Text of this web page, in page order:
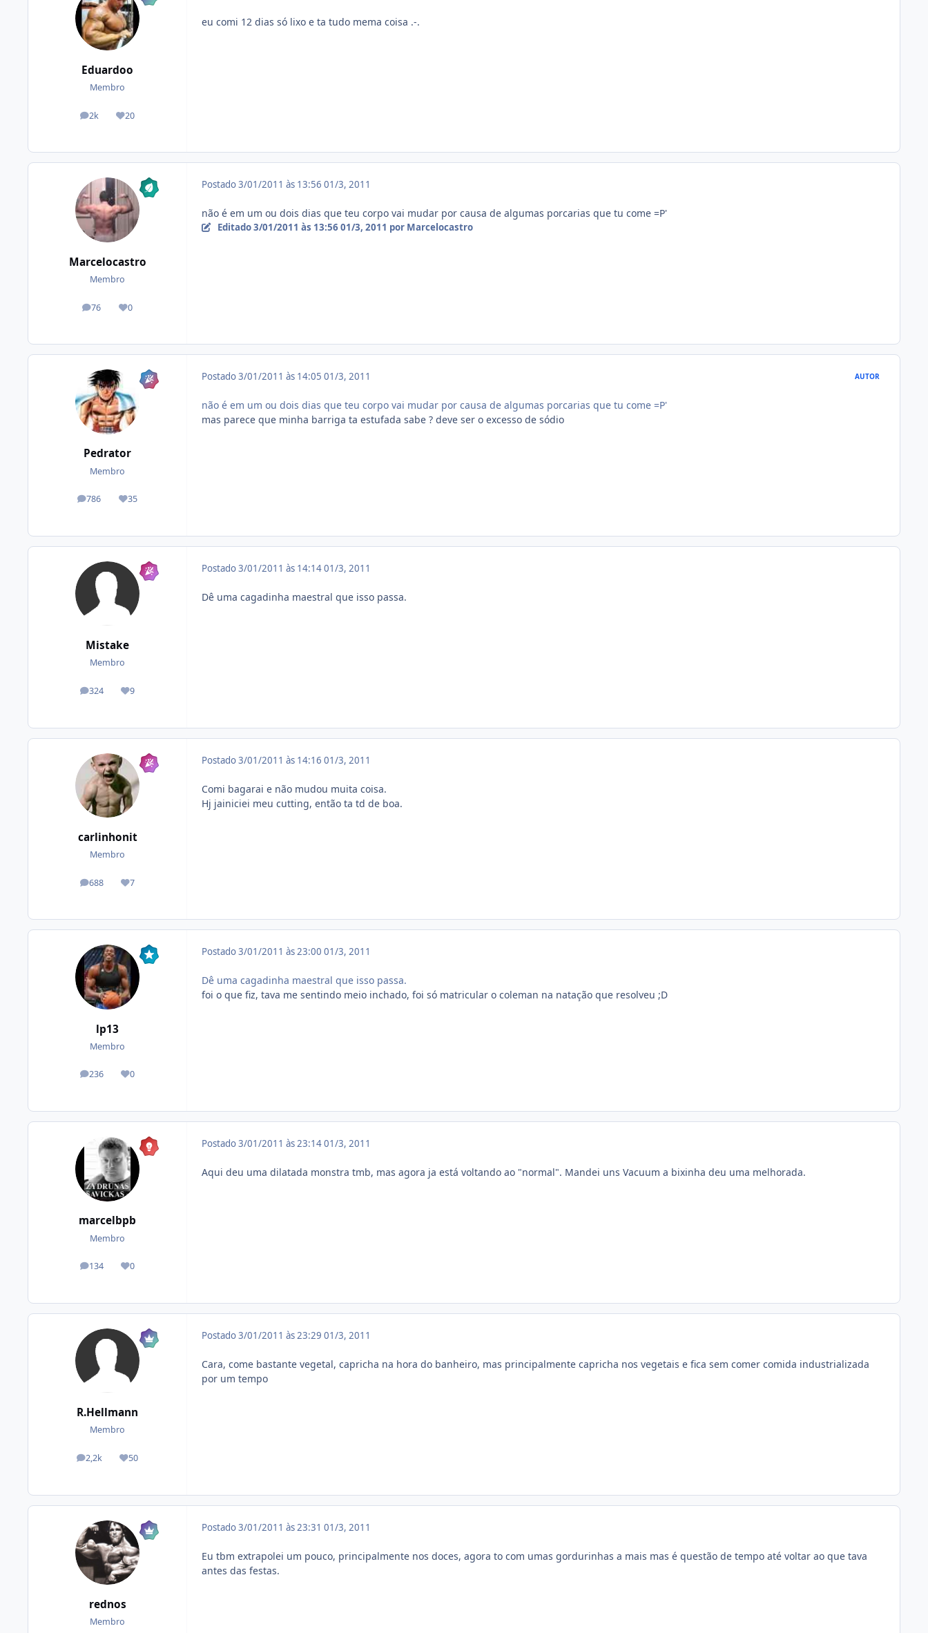
Eduardoo
Membro
2k
posts 20
Reputação
eu comi 12 dias só lixo e ta tudo mema coisa .-.
Marcelocastro
Membro
76
posts 0
Reputação
Postado3/01/2011 às 13:56 01/3, 2011
não é em um ou dois dias que teu corpo vai mudar por causa de algumas porcarias que tu come =P'
Editado3/01/2011 às 13:56 01/3, 2011 por Marcelocastro
Pedrator
Membro
786
posts 35
Reputação
Postado3/01/2011 às 14:05 01/3, 2011 AUTOR
não é em um ou dois dias que teu corpo vai mudar por causa de algumas porcarias que tu come =P'
mas parece que minha barriga ta estufada sabe ? deve ser o excesso de sódio
Mistake
Membro
324
posts 9
Reputação
Postado3/01/2011 às 14:1401/3, 2011
Dê uma cagadinha maestral que isso passa.
carlinhonit
Membro
688
posts 7
Reputação
Postado3/01/2011 às 14:16 01/3, 2011
Comi bagarai e não mudou muita coisa.
Hj jainiciei meu cutting, então ta td de boa.
lp13
Membro
236
posts 0
Reputação
Postado3/01/2011 às 23:00 01/3, 2011
Dê uma cagadinha maestral que isso passa.
foi o que fiz, tava me sentindo meio inchado, foi só matricular o coleman na natação que resolveu ;D
marcelbpb
Membro
134
posts 0
Reputação
Postado3/01/2011 às 23:1401/3, 2011
Aqui deu uma dilatada monstra tmb, mas agora ja está voltando ao "normal". Mandei uns Vacuum a bixinha deu uma melhorada.
R.Hellmann
Membro
2,2k
posts 50
Reputação
Postado3/01/2011 às 23:29 01/3, 2011
Cara, come bastante vegetal, capricha na hora do banheiro, mas principalmente capricha nos vegetais e fica sem comer comida industrializada
por um tempo
rednos
Membro
Postado3/01/2011 às 23:31 01/3, 2011
Eu tbm extrapolei um pouco, principalmente nos doces, agora to com umas gordurinhas a mais mas é questão de tempo até voltar ao que tava
antes das festas.